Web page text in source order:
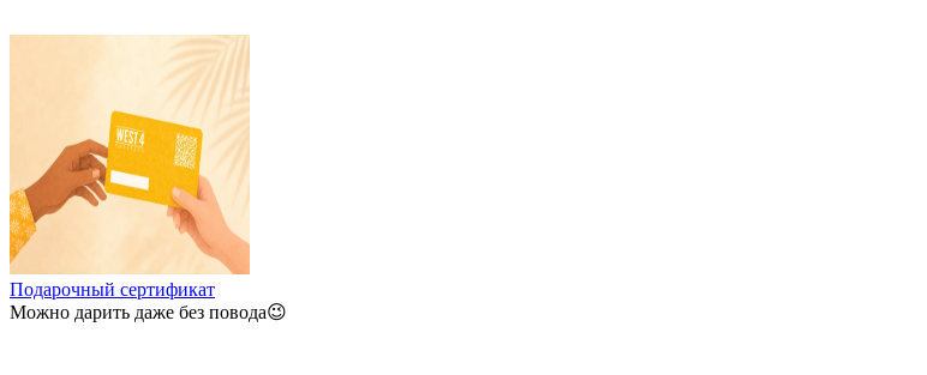
Подарочный сертификат
Можно дарить даже без повода😉